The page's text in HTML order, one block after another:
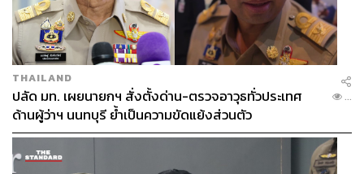
THAILAND
ปลัด มท. เผยนายกฯ สั่งตั้งด่าน-ตรวจอาวุธทั่วประเทศ
ด้านผู้ว่าฯ นนทบุรี ย้ำเป็นความขัดแย้งส่วนตัว
...